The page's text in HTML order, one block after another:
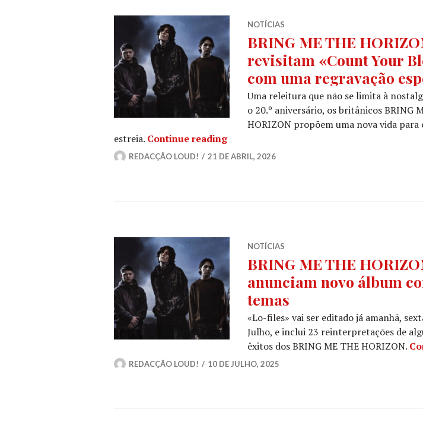
NOTÍCIAS
BRING ME THE
revisitam «Count Your
com uma regravação
Uma releitura que não se limita à
o 20.º aniversário, os britânicos BRING
HORIZON propõem uma nova vida para
estreia. Continue readingBRING ME THE HORIZON revisitam
REDACÇÃO LOUD! 21 DE ABRIL, 2026
NOTÍCIAS
BRING ME THE
anunciam novo álbum
temas
«Lo-files» vai ser editado já amanhã,
Julho, e inclui 23 reinterpretações de
êxitos dos BRING ME THE HORIZON.
REDACÇÃO LOUD! 10 DE JULHO, 2025